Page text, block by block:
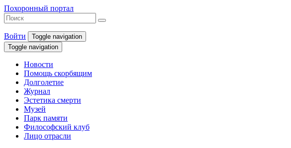
Похоронный портал
Войти
Toggle navigation
Toggle navigation
Новости
Помощь скорбящим
Долголетие
Журнал
Эстетика смерти
Музей
Парк памяти
Философский клуб
Лицо отрасли